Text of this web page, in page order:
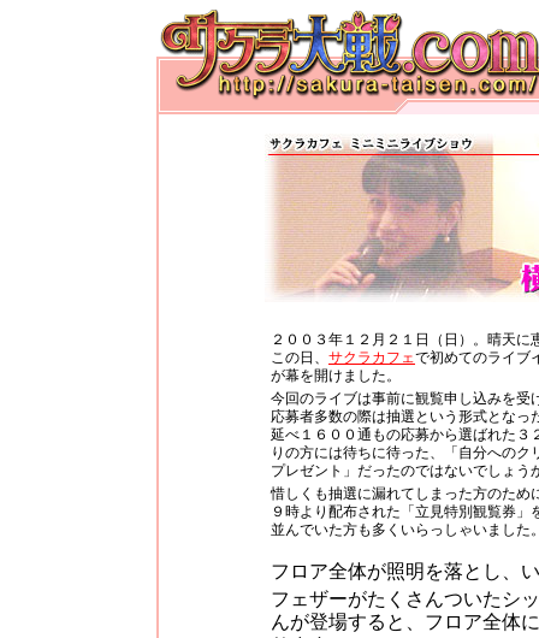
２００３年１２月２１日（日）。晴天に
この日、 サクラカフェで初めてのライブ
が幕を開けました。
今回のライブは事前に観覧申し込みを受
応募者多数の際は抽選という形式となっ
延べ１６００通もの応募から選ばれた３
りの方には待ちに待った、「自分へのク
プレゼント」だったのではないでしょう
惜しくも抽選に漏れてしまった方のため
９時より配布された「立見特別観覧券」
並んでいた方も多くいらっしゃいました
フロア全体が照明を落とし、
フェザーがたくさんついたシ
んが登場すると、フロア全体